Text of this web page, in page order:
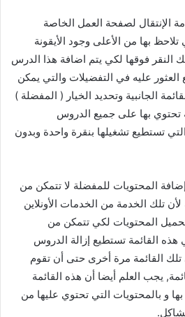
الإنتقال لصفحة العمل الخاصة
بها من الأعلى وجود الأيقونة
النقر فوقها لكي يتم اضافة هذا الدرس
عليه في التفضيلات والتي يمكن
الجانبية وتحديد الخيار ( المفضلة )
تحتوي بها على جميع الدروس
تستطيع تشغيلها بنقرة واحدة وبدون
المحتويات للمفضلة لا تتمكن من
تلك الخدمة من الخدمات الأونلاين
المحتويات لكي تتمكن من
القائمة تستطيع إزالة الدروس
تلك القائمة مرة أخرى حتى أن تقوم
يجب العلم أيضا أن هذه القائمة
و بالمحتويات التي تحتوي عليها من